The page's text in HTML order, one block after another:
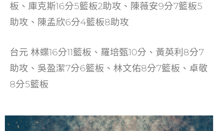
板、庫克斯16分5籃板2助攻、陳薇安9分7籃板5
助攻、陳孟欣6分4籃板8助攻
台元 林蝶16分11籃板、羅培甄10分、黃英利8分7
助攻、吳盈潔7分6籃板、林文佑8分7籃板、卓敬
8分5籃板